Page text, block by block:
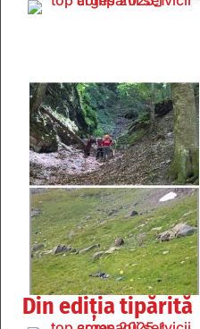
Din ediția tipărită